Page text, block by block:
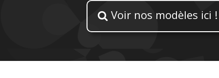
 Voir nos modèles ici !